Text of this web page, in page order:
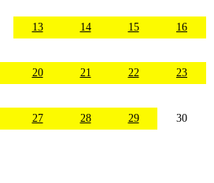
13 14 15 16
20 21 22 23
27 28 29 30